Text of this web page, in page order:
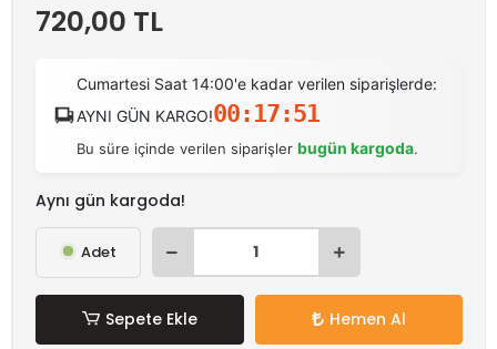
720,00 TL
Cumartesi Saat 14:00'e kadar verilen siparişlerde:
AYNI GÜN KARGO!00:17:51
Bu süre içinde verilen siparişler bugün kargoda.
Aynı gün kargoda!
Adet
Sepete Ekle Hemen Al